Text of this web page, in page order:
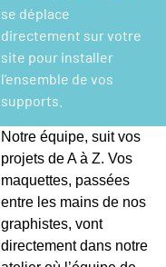
se déplace
directement sur votre
site pour installer
l’ensemble de vos
supports.
Notre équipe, suit vos
projets de A à Z. Vos
maquettes, passées
entre les mains de nos
graphistes, vont
directement dans notre